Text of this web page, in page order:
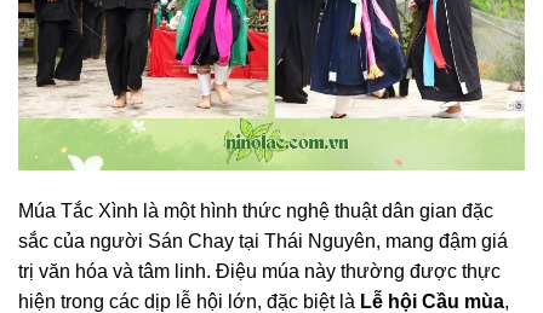
Múa Tắc Xình là một hình thức nghệ thuật dân gian đặc
sắc của người Sán Chay tại Thái Nguyên, mang đậm giá
trị văn hóa và tâm linh. Điệu múa này thường được thực
hiện trong các dịp lễ hội lớn, đặc biệt là Lễ hội Cầu mùa,